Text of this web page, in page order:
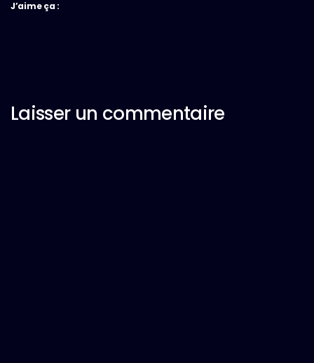
J’aime ça :
Laisser un commentaire